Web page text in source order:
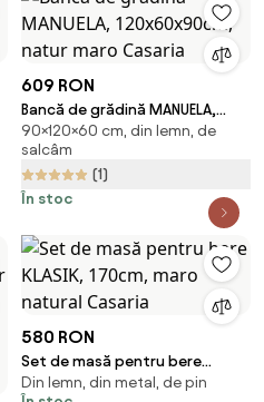
609 RON
Bancă de grădină MANUELA,
120x60x90cm, natur maro
Casaria
90×120×60 cm, din lemn, de
salcâm
(1)
În stoc
580 RON
Set de masă pentru bere
KLASIK, 170cm, maro natural
Din lemn, din metal, de pin